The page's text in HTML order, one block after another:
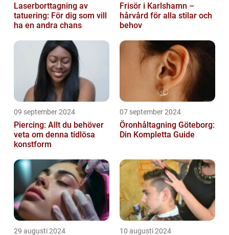
Laserborttagning av
tatuering: För dig som vill
ha en andra chans
Frisör i Karlshamn –
hårvård för alla stilar och
behov
09 september 2024
Piercing: Allt du behöver
veta om denna tidlösa
konstform
07 september 2024
Öronhåltagning Göteborg:
Din Kompletta Guide
29 augusti 2024 10 augusti 2024